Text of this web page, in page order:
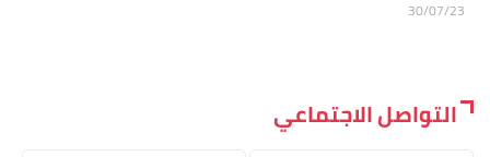
30/07/23
التواصل الاجتماعي